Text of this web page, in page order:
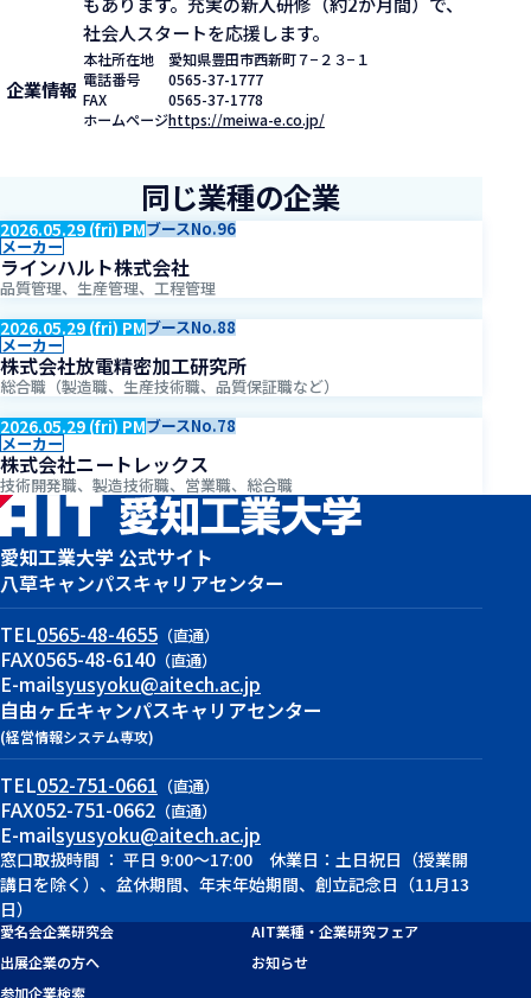
社会人スタートを応援します。
企業情報
本社所在地
愛知県豊田市西新町７−２３−１
電話番号
0565-37-1777
FAX
0565-37-1778
ホームページhttps://meiwa-e.co.jp/
同じ業種の企業
2026.05.29 (fri) PMブースNo.96
メーカー
ラインハルト株式会社
品質管理、生産管理、工程管理
2026.05.29 (fri) PMブースNo.88
メーカー
株式会社放電精密加工研究所
総合職（製造職、生産技術職、品質保証職など）
2026.05.29 (fri) PMブースNo.78
メーカー
株式会社ニートレックス
技術開発職、製造技術職、営業職、総合職
愛知工業大学 公式サイト
八草キャンパスキャリアセンター
TEL0565-48-4655 （直通）
FAX0565-48-6140 （直通）
E-mailsyusyoku@aitech.ac.jp
自由ヶ丘キャンパスキャリアセンター
(経営情報システム専攻)
TEL052-751-0661 （直通）
FAX052-751-0662 （直通）
E-mailsyusyoku@aitech.ac.jp
窓口取扱時間 ： 平日 9:00～17:00 休業日：土日祝日（授業開
講日を除く）、盆休期間、年末年始期間、創立記念日（11月13
日）
愛名会企業研究会
AIT業種・企業研究フェア
出展企業の方へ
お知らせ
参加企業検索